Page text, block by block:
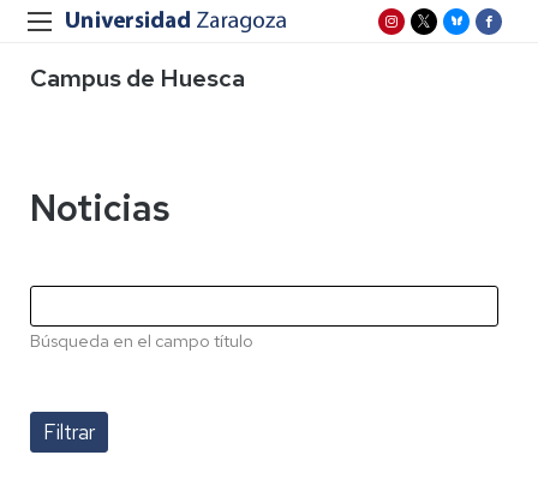
Campus de Huesca
Noticias
Búsqueda en el campo título